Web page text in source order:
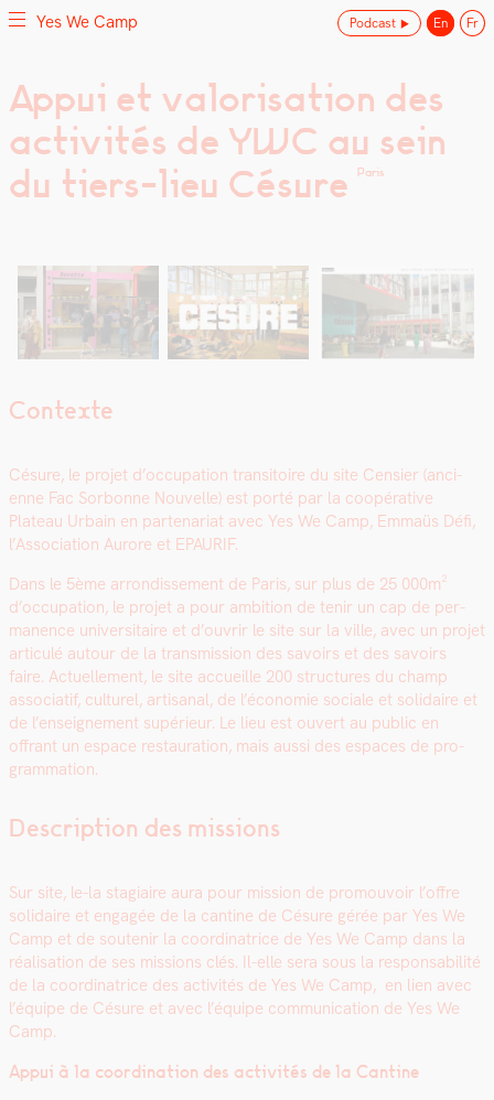
Skip
to
content
Yes We Camp
Utilisation inventive des espaces disponibles
Appui et valorisation des
activités de YWC au sein
du tiers-lieu Césure
Paris
Contexte
Césure, le pro­jet d’oc­cu­pa­tion tran­si­toire du site Cen­si­er (anci­
enne Fac Sor­bonne Nou­velle) est porté par la coopéra­tive
Plateau Urbain en parte­nar­i­at avec Yes We Camp, Emmaüs Défi,
l’Association Aurore et EPAURIF.
Dans le 5ème arrondisse­ment de Paris, sur plus de 25 000m²
d’occupation, le pro­jet a pour ambi­tion de tenir un cap de per­
ma­nence uni­ver­si­taire et d’ou­vrir le site sur la ville, avec un pro­jet
artic­ulé autour de la trans­mis­sion des savoirs et des savoirs
faire. Actuelle­ment, le site accueille 200 struc­tures du champ
asso­ci­atif, cul­turel, arti­sanal, de l’é­conomie sociale et sol­idaire et
de l’en­seigne­ment supérieur. Le lieu est ouvert au pub­lic en
offrant un espace restau­ra­tion, mais aus­si des espaces de pro­
gram­ma­tion.
Description des missions
Sur site, le-la sta­giaire aura pour mis­sion de pro­mou­voir l’of­fre
sol­idaire et engagée de la can­tine de Césure gérée par Yes We
Camp et de soutenir la coor­di­na­trice de Yes We Camp dans la
réal­i­sa­tion de ses mis­sions clés. Il-elle sera sous la respon­s­abil­ité
de la coor­di­na­trice des activ­ités de Yes We Camp, en lien avec
l’équipe de Césure et avec l’équipe com­mu­ni­ca­tion de Yes We
Camp.
Appui à la coor­di­na­tion des activ­ités de la Can­tine
Yes We Camp Podcast En Fr